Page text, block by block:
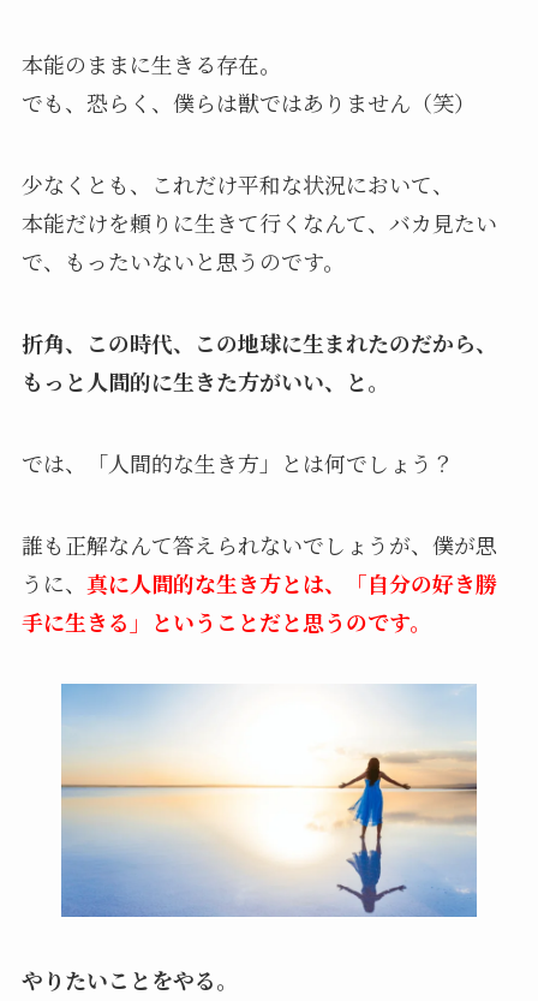
本能のままに生きる存在。
でも、恐らく、僕らは獣ではありません（笑）
少なくとも、これだけ平和な状況において、
本能だけを頼りに生きて行くなんて、バカ見たい
で、もったいないと思うのです。
折角、この時代、この地球に生まれたのだから、
もっと人間的に生きた方がいい、と。
では、「人間的な生き方」とは何でしょう？
誰も正解なんて答えられないでしょうが、僕が思
うに、 真に人間的な生き方とは、「自分の好き勝
手に生きる」ということだと思うのです。
やりたいことをやる。